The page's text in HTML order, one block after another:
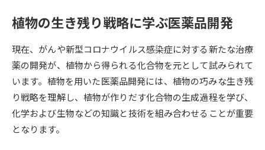
先輩が入学を決めた理由 テレメール全国一斉進学調査
学問発見 学問検索
植物の生き残り戦略に学ぶ医薬品開発
現在、がんや新型コロナウイルス感染症に対する新たな治療
薬の開発が、植物から得られる化合物を元として試みられて
います。植物を用いた医薬品開発には、植物の巧みな生き残
り戦略を理解し、植物が作りだす化合物の生成過程を学び、
化学および生物などの知識と技術を組み合わせることが重要
となります。